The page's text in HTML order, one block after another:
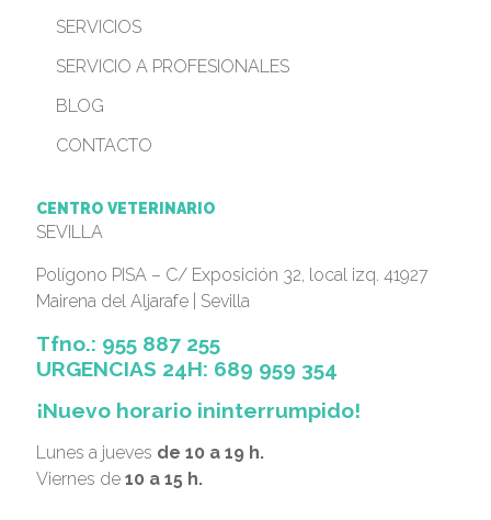
SERVICIOS
SERVICIO A PROFESIONALES
BLOG
CONTACTO
CENTRO VETERINARIO
SEVILLA
Polígono PISA – C/ Exposición 32, local izq. 41927
Mairena del Aljarafe | Sevilla
Tfno.: 955 887 255
URGENCIAS 24H: 689 959 354
¡Nuevo horario ininterrumpido!
Lunes a jueves de 10 a 19 h.
Viernes de 10 a 15 h.